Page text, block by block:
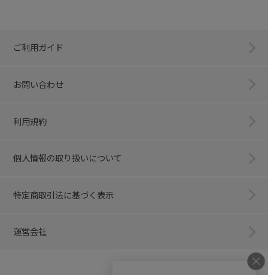
ご利用ガイド
お問い合わせ
利用規約
個人情報の取り扱いについて
特定商取引法に基づく表示
運営会社